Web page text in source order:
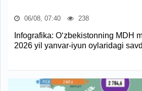
06/08, 07:40 238
Infografika: O‘zbekistonning MDH
2026 yil yanvar-iyun oylaridagi